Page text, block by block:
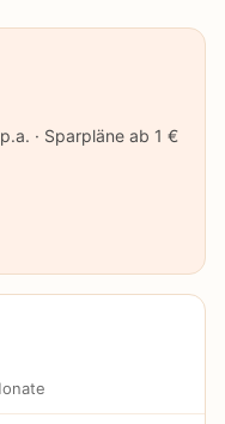
· Sparpläne ab 1 €